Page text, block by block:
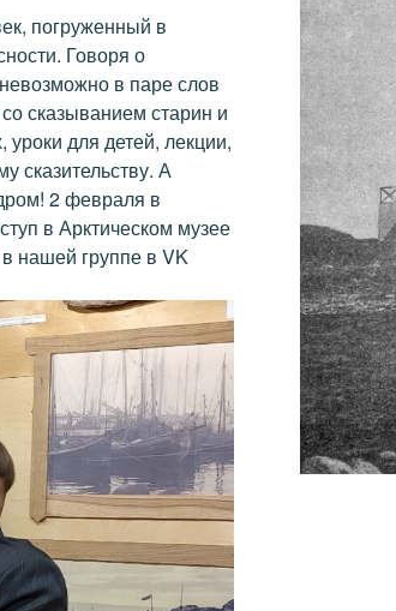
погруженный в
Говоря о
в паре слов
сказыванием старин и
для детей, лекции,
сказительству. А
2 февраля в
в Арктическом музее
нашей группе в VK